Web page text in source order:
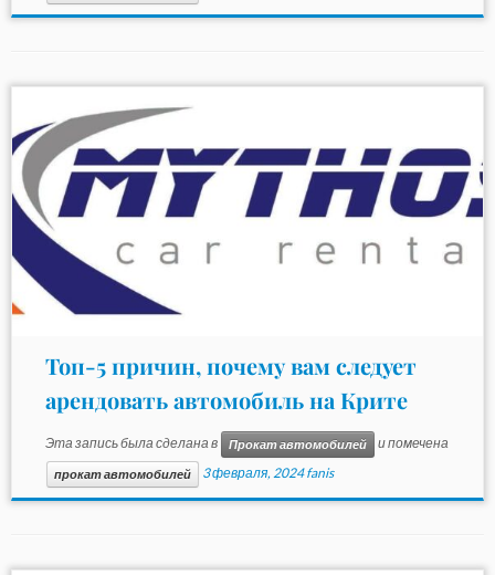
Топ-5 причин, почему вам следует
арендовать автомобиль на Крите
Эта запись была сделана в Прокат автомобилей и помечена
прокат автомобилей 3 февраля, 2024 fanis